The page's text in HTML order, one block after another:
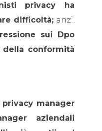
privacy ha
difficoltà;anzi,
sui Dpo
conformità
privacy manager
aziendali